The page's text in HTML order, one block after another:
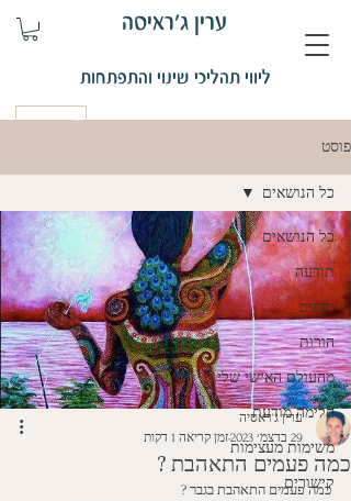
ערין ג'ראיסה
ליווי תהליכי שינוי והתפתחות
פוסט
כל הנושאים
תודעה
יחסים
הורות
מהעולם האישי שלי
חלימה מודעת
משימות מעצימות
קישורים
כל הנושאים
כמה פעמים התאהבת ?
ערין ג'ראסיה
29 בדצמ׳ 2023
זמן קריאה 1 דקות
כמה פעמים התאהבת בגבר ?